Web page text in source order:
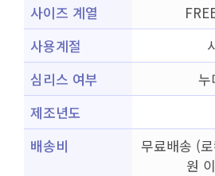
사이즈 계열
사용계절
심리스 여부
누
제조년도
배송비
무료배송 (
원